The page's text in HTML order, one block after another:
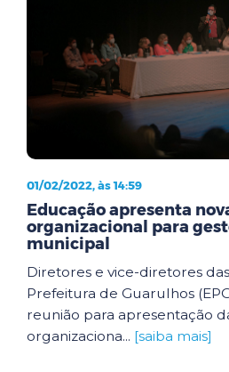
01/02/2022, às 14:59
Educação apresenta
organizacional para
municipal
Diretores e vice-diretores
Prefeitura de Guarulhos
reunião para apresentação
organizaciona... [saiba mais]